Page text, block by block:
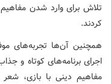
تلاش برای وارد شدن
کردند.
همچنین آن‌ها تجربه‌های
اجرای برنامه‌های کوتاه و
مفاهیم دینی با بازی،